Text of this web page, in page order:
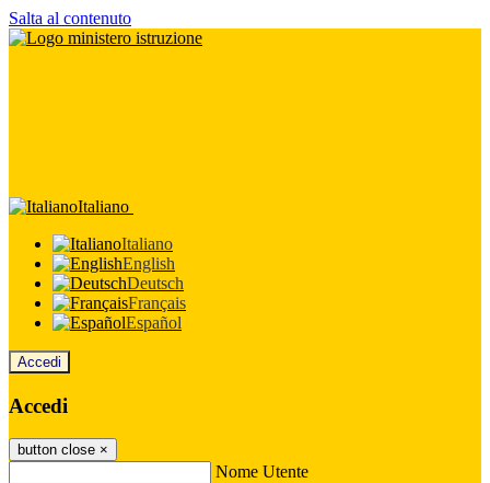
Salta al contenuto
Italiano
Italiano
English
Deutsch
Français
Español
Accedi
Accedi
button close ×
Nome Utente